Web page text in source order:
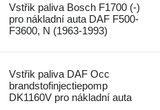
Vstřik paliva Bosch F1700 (-)
pro nákladní auta DAF F500-
F3600, N (1963-1993)
Vstřik paliva DAF Occ
brandstofinjectiepomp
DK1160V pro nákladní auta